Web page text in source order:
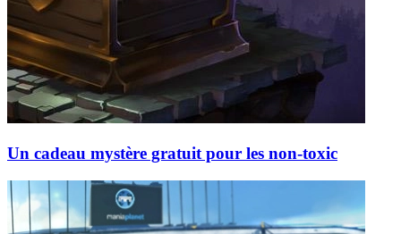
Un cadeau mystère gratuit pour les non-toxic